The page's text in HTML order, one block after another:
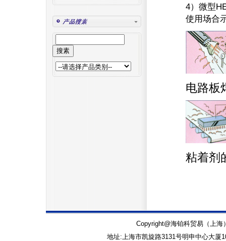
4）微型
使用场合
电
粘
Copyright@海铂科贸易（上
地址:上海市凯旋路3131号明申中心大厦